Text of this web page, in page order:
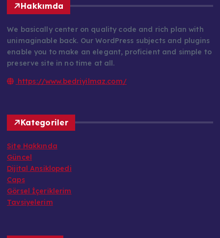
Hakkımda
We basically center on quality code and rich plan with
unimaginable back. Our WordPress subjects and plugins
enable you to make an elegant, proficient and simple to
preserve site in no time at all.
https://www.bedriyilmaz.com/
Kategoriler
Site Hakkında
Güncel
Dijital Ansiklopedi
Caps
Görsel İçeriklerim
Tavsiyelerim